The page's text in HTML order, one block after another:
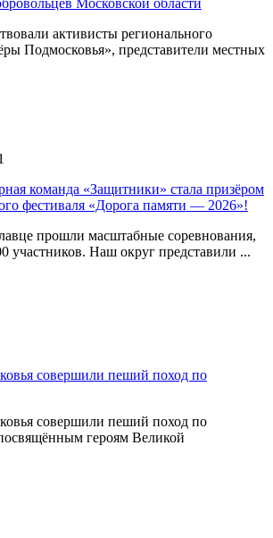
Московской области
активисты регионального
Подмосковья», представители местных
команда «Защитники» стала призёром
фестиваля «Дорога памяти — 2026»!
прошли масштабные соревнования,
участников. Наш округ представили ...
совершили пеший поход по
совершили пеший поход по
героям Великой